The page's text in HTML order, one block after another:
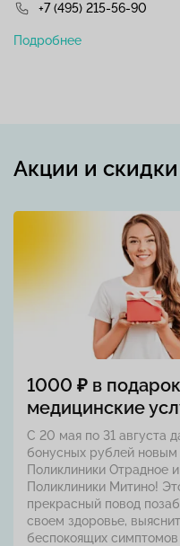
+7 (495) 215-56-90
Подробнее
Акции и скидки
1000 ₽ в
медицинские
С 20 мая по 31 августа
бонусных рублей новым
Поликлиники Отрадное и
Поликлиники Митино!
прекрасный повод
своем здоровье,
беспокоящих симптомов